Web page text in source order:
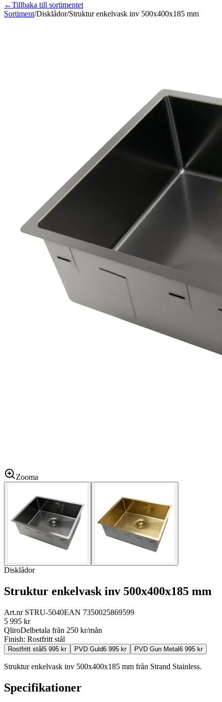
←Tillbaka till sortimentet
Sortiment/Disklådor/Struktur enkelvask inv 500x400x185 mm
Zooma
Disklådor
Struktur enkelvask inv 500x400x185 mm
Art.nr STRU-5040EAN 7350025869599
5 995 kr
QliroDelbetala från 250 kr/mån
Finish: Rostfritt stål
Rostfritt stål 5 995 kr PVD Guld6 995 kr PVD Gun Metal 6 995 kr
Struktur enkelvask inv 500x400x185 mm från Strand Stainless.
Specifikationer